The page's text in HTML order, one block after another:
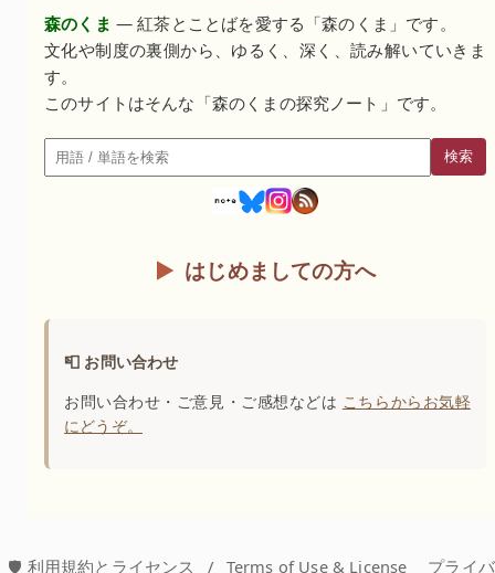
森のくま — 紅茶とことばを愛する「森のくま」です。
文化や制度の裏側から、ゆるく、深く、読み解いていきま
す。
このサイトはそんな「森のくまの探究ノート」です。
検索
検索
はじめましての方へ
📮 お問い合わせ
お問い合わせ・ご意見・ご感想などは こちらからお気軽
にどうぞ。
🛡️ 利用規約とライセンス / Terms of Use & License プライバ